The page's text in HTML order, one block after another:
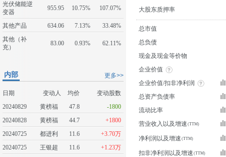
光伏储能逆
变器
955.95 10.75% 107.07%
其他产品 634.06 7.13%
33.48%
其他（补
充）
83.00 0.93% 62.11%
更多>>
内部
日期 变动人 均价
变动股数
20240829
黄榜福 47.8
-1800
20240828
黄榜福 44.7
+1800
20240725
都进利 11.6
+3.70万
20240725
王银超 11.6
+1.23万
大股东质押率
总市值
总负债
现金及现金等价物
企业价值
企业价值/扣非净利润
总资产负债率
流动比率
营业收入以及增速
净利润以及增速
扣非净利润以及增速